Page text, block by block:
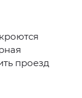
проезд